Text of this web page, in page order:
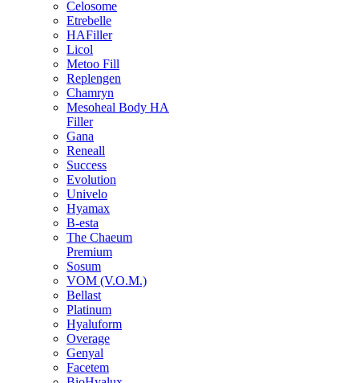
Celosome
Etrebelle
HAFiller
Licol
Metoo Fill
Replengen
Chamryn
Mesoheal Body HA
Filler
Gana
Reneall
Success
Evolution
Univelo
Hyamax
B-esta
The Chaeum
Premium
Sosum
VOM (V.O.M.)
Bellast
Platinum
Hyaluform
Overage
Genyal
Facetem